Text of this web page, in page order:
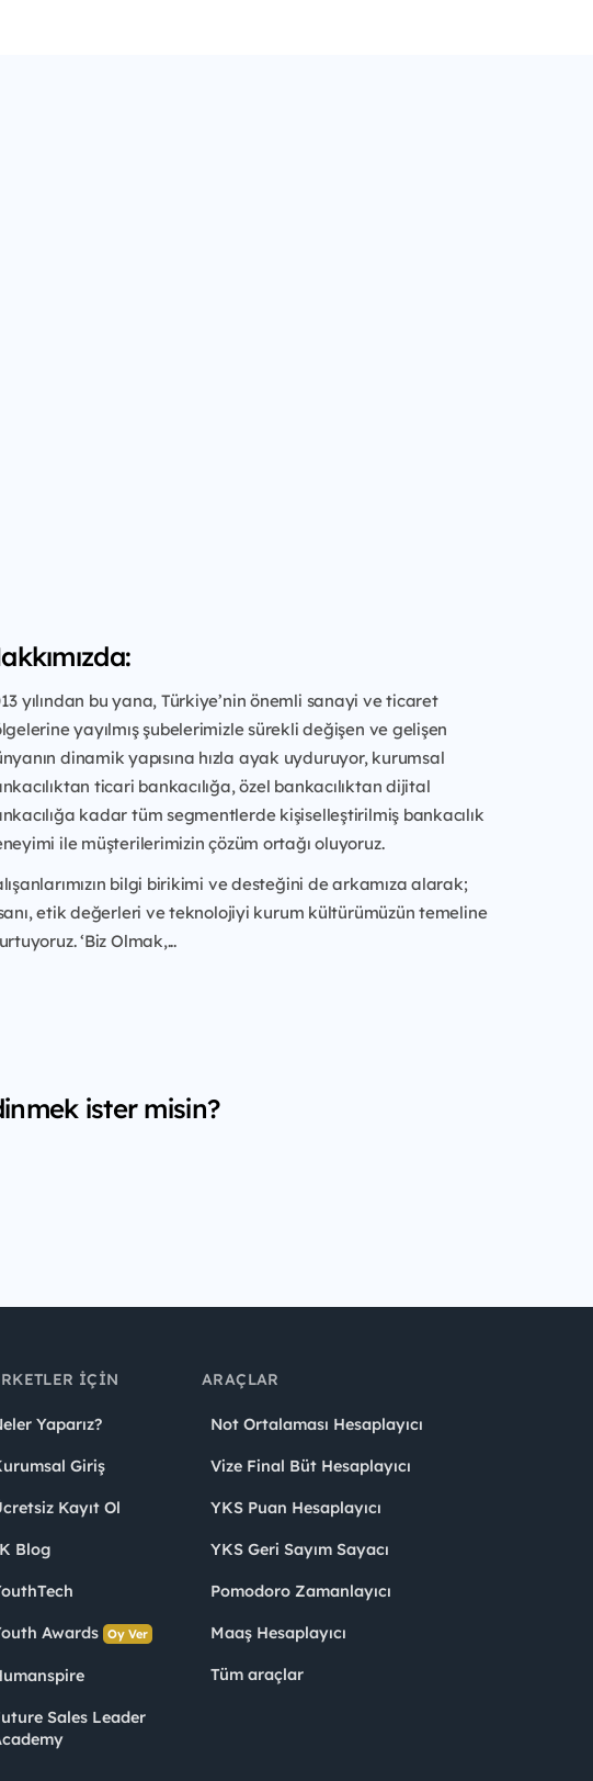
yılından bu yana, Türkiye’nin önemli sanayi ve ticaret
yayılmış şubelerimizle sürekli değişen ve gelişen
dinamik yapısına hızla ayak uyduruyor, kurumsal
ticari bankacılığa, özel bankacılıktan dijital
kadar tüm segmentlerde kişiselleştirilmiş bankacılık
ile müşterilerimizin çözüm ortağı oluyoruz.
bilgi birikimi ve desteğini de arkamıza alarak;
etik değerleri ve teknolojiyi kurum kültürümüzün temeline
‘Biz Olmak,...
ister misin?
İÇIN
Yaparız?
Giriş
Kayıt Ol
Blog
Awards Oy Ver
Sales Leader
ARAÇLAR
Not Ortalaması Hesaplayıcı
Vize Final Büt Hesaplayıcı
YKS Puan Hesaplayıcı
YKS Geri Sayım Sayacı
Pomodoro Zamanlayıcı
Maaş Hesaplayıcı
Tüm araçlar